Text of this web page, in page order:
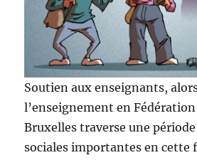
Soutien aux enseignants,
l’enseignement en
Bruxelles traverse une
sociales importantes en cette